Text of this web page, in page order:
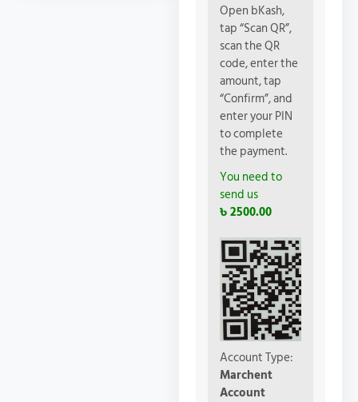
Open bKash,
tap “Scan QR”,
scan the QR
code, enter the
amount, tap
“Confirm”, and
enter your PIN
to complete
the payment.
You need to
send us
৳ 2500.00
Account Type:
Marchent
Account